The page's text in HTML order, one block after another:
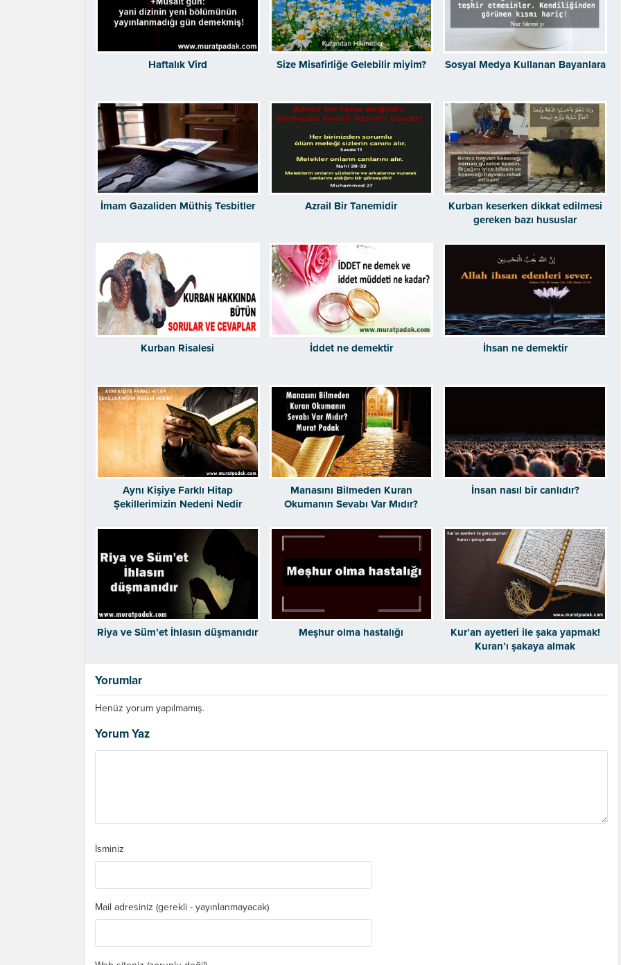
Haftalık Vird Size Misafirliğe Gelebilir miyim? Sosyal Medya Kullanan Bayanlara
İmam Gazaliden Müthiş Tesbitler Azrail Bir Tanemidir
Kurban keserken dikkat edilmesi
gereken bazı hususlar
Kurban Risalesi İddet ne demektir İhsan ne demektir
Aynı Kişiye Farklı Hitap
Şekillerimizin Nedeni Nedir
Manasını Bilmeden Kuran
Okumanın Sevabı Var Mıdır?
İnsan nasıl bir canlıdır?
Riya ve Süm’et İhlasın düşmanıdır Meşhur olma hastalığı
Kur’an ayetleri ile şaka yapmak!
Kuran’ı şakaya almak
Yorumlar
Henüz yorum yapılmamış.
Yorum Yaz
İsminiz
Mail adresiniz (gerekli - yayınlanmayacak)